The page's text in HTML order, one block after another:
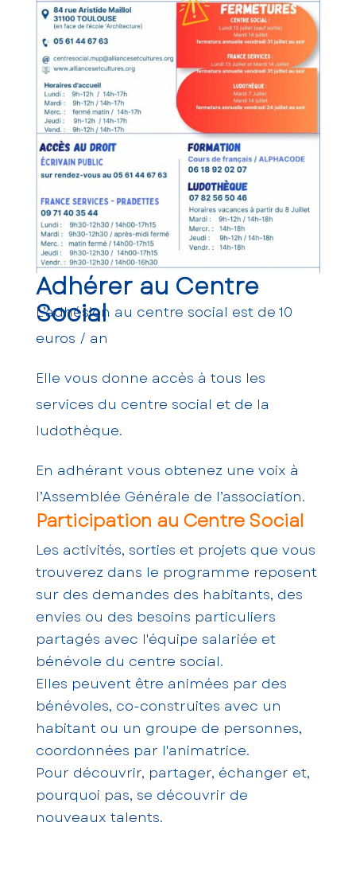
Adhérer au Centre
Social
L’adhésion au centre social est de 10
euros / an
Elle vous donne accès à tous les
services du centre social et de la
ludothèque.
En adhérant vous obtenez une voix à
l’Assemblée Générale de l’association.
Participation au Centre Social
Les activités, sorties et projets que vous
trouverez dans le programme reposent
sur des demandes des habitants, des
envies ou des besoins particuliers
partagés avec l'équipe salariée et
bénévole du centre social.
Elles peuvent être animées par des
bénévoles, co-construites avec un
habitant ou un groupe de personnes,
coordonnées par l'animatrice.
Pour découvrir, partager, échanger et,
pourquoi pas, se découvrir de
nouveaux talents.